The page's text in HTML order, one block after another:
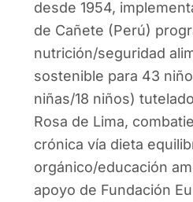
desde 1954,
de Cañete (Perú)
nutrición/seguridad
sostenible para 43
niñas/18 niños)
Rosa de Lima,
crónica vía dieta
orgánico/educación
apoyo de Fundación